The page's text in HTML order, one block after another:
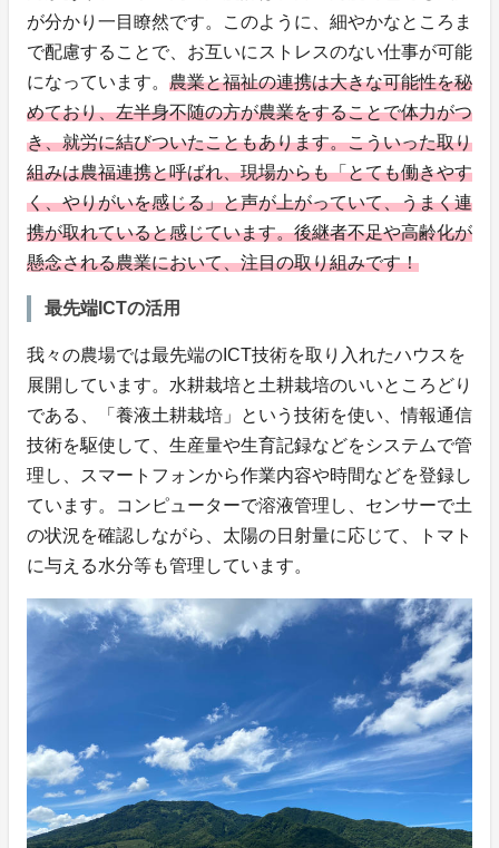
が分かり一目瞭然です。このように、細やかなところま
で配慮することで、お互いにストレスのない仕事が可能
になっています。 農業と福祉の連携は大きな可能性を秘
めており、左半身不随の方が農業をすることで体力がつ
き、就労に結びついたこともあります。こういった取り
組みは農福連携と呼ばれ、現場からも「とても働きやす
く、やりがいを感じる」と声が上がっていて、うまく連
携が取れていると感じています。後継者不足や高齢化が
懸念される農業において、注目の取り組みです！
最先端ICTの活用
我々の農場では最先端のICT技術を取り入れたハウスを
展開しています。水耕栽培と土耕栽培のいいところどり
である、「養液土耕栽培」という技術を使い、情報通信
技術を駆使して、生産量や生育記録などをシステムで管
理し、スマートフォンから作業内容や時間などを登録し
ています。コンピューターで溶液管理し、センサーで土
の状況を確認しながら、太陽の日射量に応じて、トマト
に与える水分等も管理しています。